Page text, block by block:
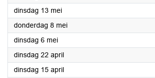
dinsdag 13 mei2025
donderdag 8 mei2025
dinsdag 6 mei2025
dinsdag 22 april2025
dinsdag 15 april2025